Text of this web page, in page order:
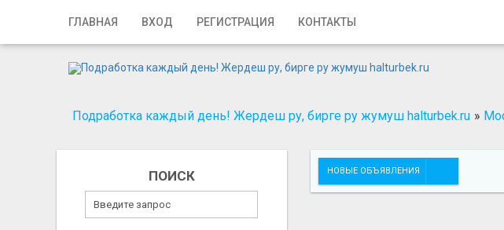
ГЛАВНАЯ ВХОД РЕГИСТРАЦИЯ КОНТАКТЫ
Главная
Контакты
Подработка каждый день! Жердеш ру, бирге ру жумуш halturbek.ru »
ПОИСК НОВЫЕ ОБЪЯВЛЕНИЯ